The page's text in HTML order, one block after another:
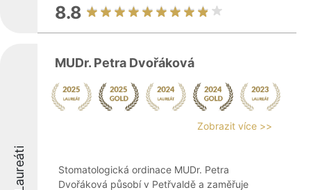
8.8
Laureáti
MUDr. Petra Dvořáková
Zobrazit více >>
Stomatologická ordinace MUDr. Petra
Dvořáková působí v Petřvaldě a zaměřuje